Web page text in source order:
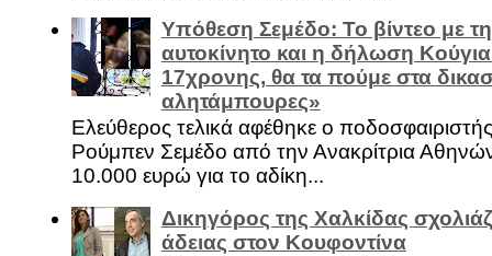
Υπόθεση Σεμέδο: Το βίντεο με
αυτοκίνητο και η δήλωση
17χρονης, θα τα πούμε στα
αλητάμπουρες»
Ελεύθερος τελικά αφέθηκε ο
Ρούμπεν Σεμέδο από την Ανακρίτρια
10.000 ευρώ για το αδίκη...
Δικηγόρος της Χαλκίδας
άδειας στον Κουφοντίνα